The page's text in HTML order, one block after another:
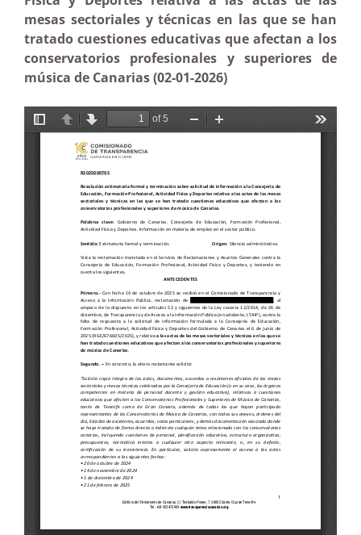
mesas sectoriales y técnicas en las que se han
tratado cuestiones educativas que afectan a los
conservatorios profesionales y superiores de
música de Canarias (02-01-2026)